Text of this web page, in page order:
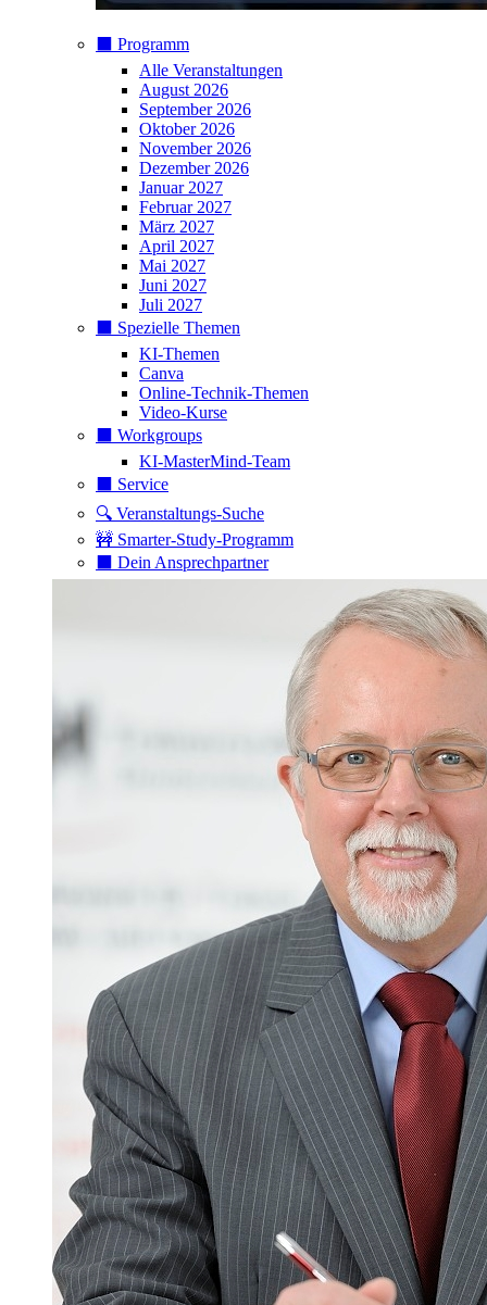
⬛️ Programm
Alle Veranstaltungen
August 2026
September 2026
Oktober 2026
November 2026
Dezember 2026
Januar 2027
Februar 2027
März 2027
April 2027
Mai 2027
Juni 2027
Juli 2027
⬛️ Spezielle Themen
KI-Themen
Canva
Online-Technik-Themen
Video-Kurse
⬛️ Workgroups
KI-MasterMind-Team
⬛️ Service
🔍 Veranstaltungs-Suche
🚧 Smarter-Study-Programm
⬛️ Dein Ansprechpartner